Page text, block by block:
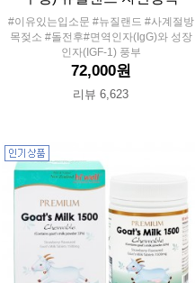
#이유있는입소문 #뉴질랜드 #사계절방
목젖소 #돌전후#면역인자(IgG)와 성장
인자(IGF-1) 풍부
72,000원
리뷰 6,623